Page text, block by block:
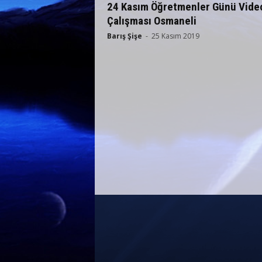
24 Kasım Öğretmenler Günü
Çalışması Osmaneli
Barış Şişe - 25 Kasım 2019